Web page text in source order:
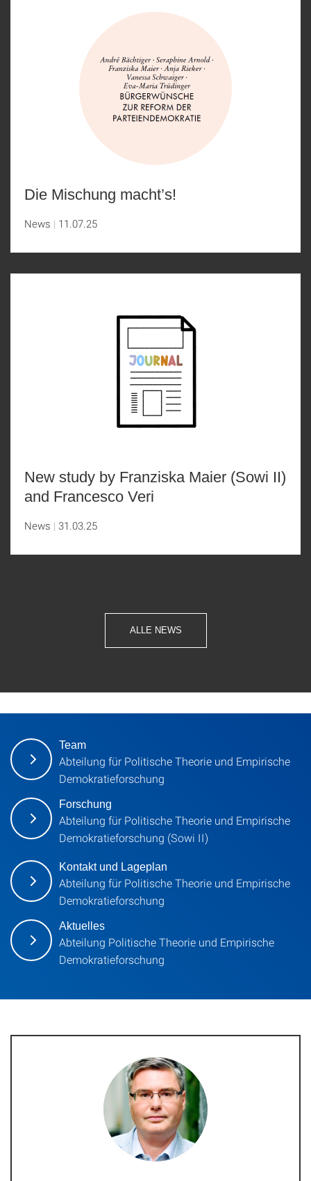
Die Mischung macht’s!
News 11.07.25
New study by Franziska Maier (Sowi II)
and Francesco Veri
News 31.03.25
ALLE NEWS
Team
Abteilung für Politische Theorie und Empirische
Demokratieforschung
Forschung
Abteilung für Politische Theorie und Empirische
Demokratieforschung (Sowi II)
Kontakt und Lageplan
Abteilung für Politische Theorie und Empirische
Demokratieforschung
Aktuelles
Abteilung Politische Theorie und Empirische
Demokratieforschung